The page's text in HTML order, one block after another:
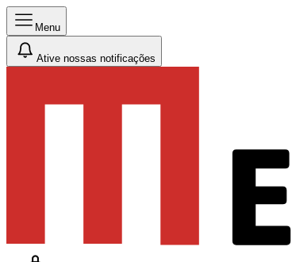
Menu
Ative nossas notificações